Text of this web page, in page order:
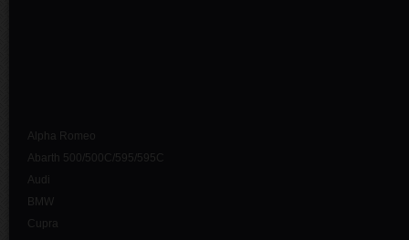
Alpha Romeo
Abarth 500/500C/595/595C
Audi
BMW
Cupra